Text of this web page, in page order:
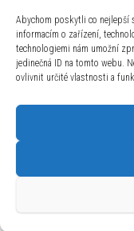
Abychom poskytli co nejlepší
informacím o zařízení,
technologiemi nám umožní
jedinečná ID na tomto webu.
ovlivnit určité vlastnosti a
Edition
s.r.o.